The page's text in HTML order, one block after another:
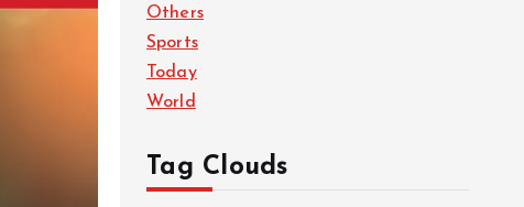
Others
Sports
Today
World
Tag Clouds